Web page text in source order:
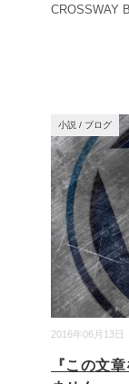
CROSSWAY
2016年06月13日
小説 / ブログ
『この文